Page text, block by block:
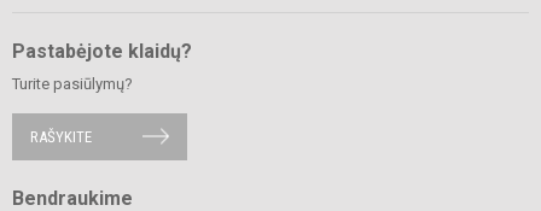
Pastabėjote klaidų?
Turite pasiūlymų?
RAŠYKITE
Bendraukime